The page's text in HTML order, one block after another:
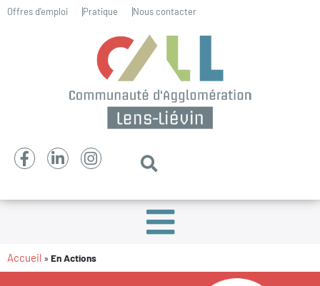
Offres d’emploi Pratique Nous contacter
Accueil » En Actions